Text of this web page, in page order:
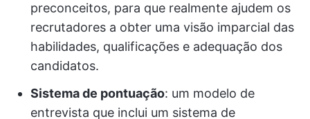
preconceitos, para que realmente ajudem os
recrutadores a obter uma visão imparcial das
habilidades, qualificações e adequação dos
candidatos.
Sistema de pontuação: um modelo de
entrevista que inclui um sistema de